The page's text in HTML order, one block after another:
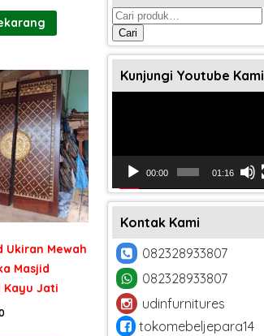
Ukiran Mewah
Masjid
Kayu Jati
Pencarian
untuk:
Cari
Kunjungi Youtube Kami
00:00 01:16
Kontak Kami
082328933807
082328933807
udinfurnitures
tokomebeljepara14